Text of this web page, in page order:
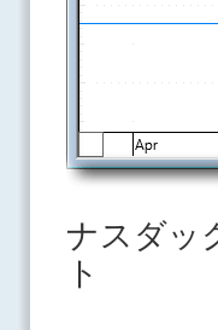
ナスダッ